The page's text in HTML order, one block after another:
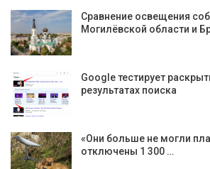
Сравнение освещения
Могилёвской области и
Google тестирует
результатах поиска
«Они больше не могли
отключены 1 300 …